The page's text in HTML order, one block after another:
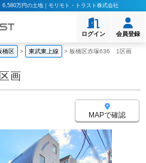
万円の土地｜モリモト・トラスト株式会社
ログイン 会員登録
橋区 > 東武東上線 > 板橋区赤塚636 1区画
画
MAPで確認